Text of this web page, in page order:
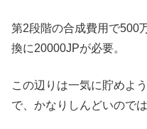
第2段階の合成費用で500
換に20000JPが必要。
この辺りは一気に貯めよ
で、かなりしんどいので